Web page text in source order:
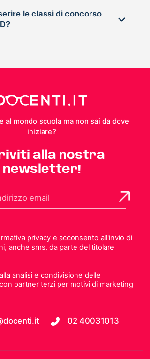
le classi di concorso
al mondo scuola ma non sai da dove
iniziare?
alla nostra
newsletter!
privacye acconsento all'invio di
anche sms, da parte del titolare
analisi e condivisione delle
partner terzi per motivi di marketing
02 40031013